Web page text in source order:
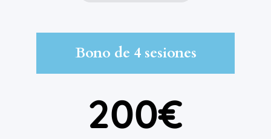
Bono de 4 sesiones
200€